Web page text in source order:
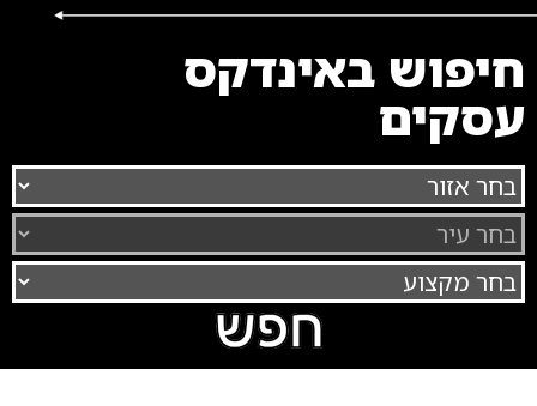
חיפוש באינדקס
עסקים